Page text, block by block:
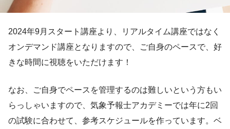
2024年9月スタート講座より、リアルタイム講座ではなく
オンデマンド講座となりますので、ご自身のペースで、好
きな時間に視聴をいただけます！
なお、ご自身でペースを管理するのは難しいという方もい
らっしゃいますので、気象予報士アカデミーでは年に2回
の試験に合わせて、参考スケジュールを作っています。ベ